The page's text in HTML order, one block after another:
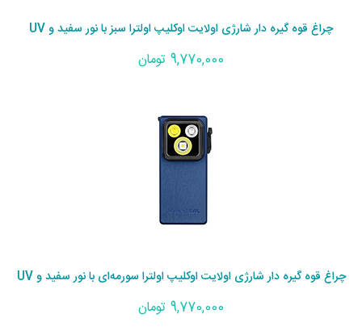
چراغ قوه گیره دار شارژی اولایت اوکلیپ اولترا سبز با نور سفید و UV
9,770,000 تومان
چراغ قوه گیره دار شارژی اولایت اوکلیپ اولترا سورمه‌ای با نور سفید و UV
9,770,000 تومان